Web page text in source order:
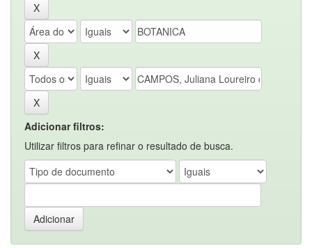
Adicionar filtros:
Utilizar filtros para refinar o resultado de busca.